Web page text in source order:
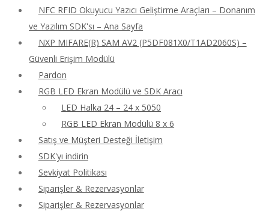
NFC RFID Okuyucu Yazıcı Geliştirme Araçları – Donanım
ve Yazılım SDK'sı – Ana Sayfa
NXP MIFARE(R) SAM AV2 (P5DF081X0/T1AD2060S) –
Güvenli Erişim Modülü
Pardon
RGB LED Ekran Modülü ve SDK Aracı
LED Halka 24 – 24 x 5050
RGB LED Ekran Modülü 8 x 6
Satış ve Müşteri Desteği İletişim
SDK'yı indirin
Sevkiyat Politikası
Siparişler & Rezervasyonlar
Siparişler & Rezervasyonlar